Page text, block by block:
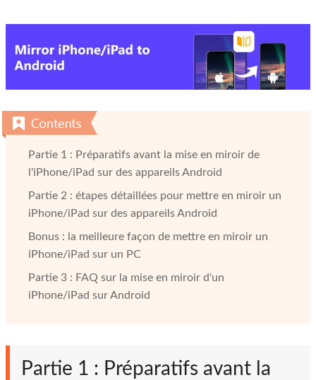
Partie 1 : Préparatifs avant la mise en miroir de
l'iPhone/iPad sur des appareils Android
Partie 2 : étapes détaillées pour mettre en miroir un
iPhone/iPad sur des appareils Android
Bonus : la meilleure façon de mettre en miroir un
iPhone/iPad sur un PC
Partie 3 : FAQ sur la mise en miroir d'un
iPhone/iPad sur Android
Partie 1 : Préparatifs avant la